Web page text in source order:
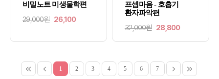
비밀노트 미생물학편
29,000원 26,100
프셉마음 - 호흡기
환자파악편
32,000원 28,800
1 2 3 4 5 6 7